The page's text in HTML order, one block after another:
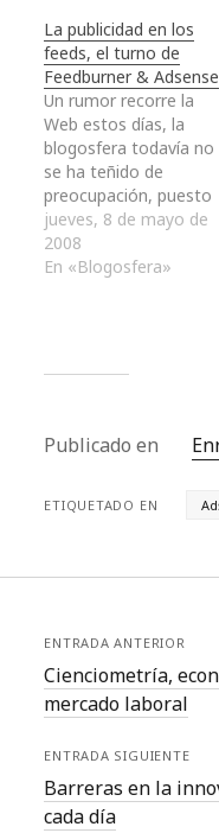
La publicidad en los
feeds, el turno de
Feedburner & Adsense
Un rumor recorre la
Web estos días, la
blogosfera todavía no
se ha teñido de
preocupación, puesto
que la amenaza no se
ha cumplido. Algunos
consideran que la
contra y…
jueves, 8 de mayo de
2008
En «Blogosfera»
Publicado en
ETIQUETADO EN
ENTRADA ANTERIOR
Cienciometría,
mercado laboral
ENTRADA SIGUIENTE
Barreras en la
cada día